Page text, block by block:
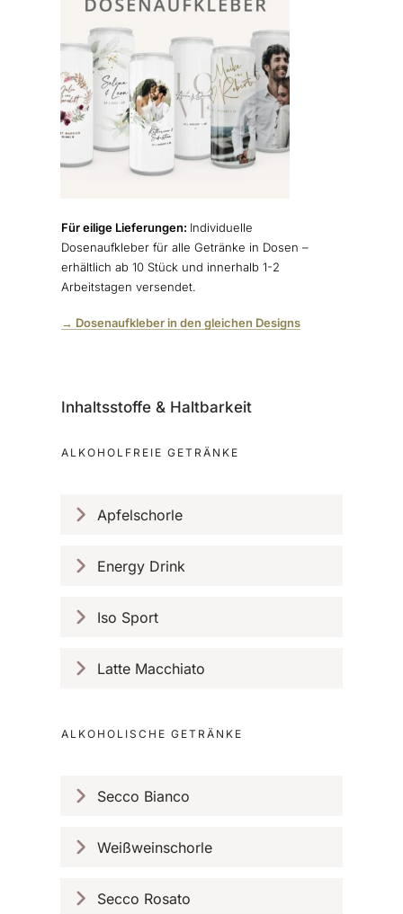
Für eilige Lieferungen: Individuelle
Dosenaufkleber für alle Getränke in Dosen –
erhältlich ab 10 Stück und innerhalb 1-2
Arbeitstagen versendet.
→ Dosenaufkleber in den gleichen Designs
Inhaltsstoffe & Haltbarkeit
ALKOHOLFREIE GETRÄNKE
Apfelschorle
Energy Drink
Iso Sport
Latte Macchiato
ALKOHOLISCHE GETRÄNKE
Secco Bianco
Weißweinschorle
Secco Rosato